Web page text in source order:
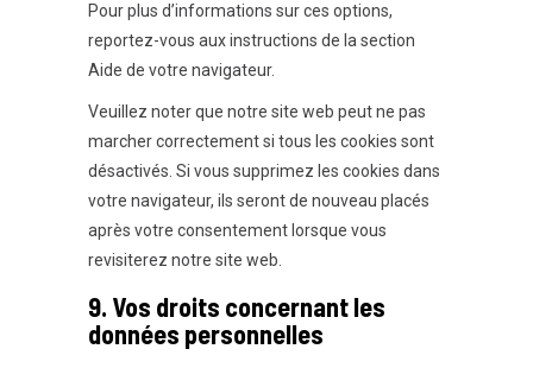
Pour plus d’informations sur ces options,
reportez-vous aux instructions de la section
Aide de votre navigateur.
Veuillez noter que notre site web peut ne pas
marcher correctement si tous les cookies sont
désactivés. Si vous supprimez les cookies dans
votre navigateur, ils seront de nouveau placés
après votre consentement lorsque vous
revisiterez notre site web.
9. Vos droits concernant les
données personnelles